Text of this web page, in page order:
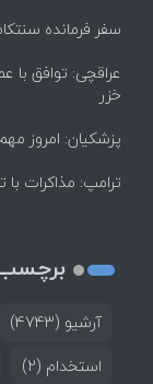
سفر فرمانده
خزر
پزشکیان: امروز
ترامپ: مذاکرات
آرشیو (4743)
استخدام (2)